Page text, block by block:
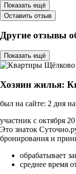
Показать ещё
Оставить отзыв
Другие отзывы
Показать ещё
Хозяин жилья:
был на сайте: 2 дня
участник с октября
Это знаток
бронирования и
обрабатывает
среднее время